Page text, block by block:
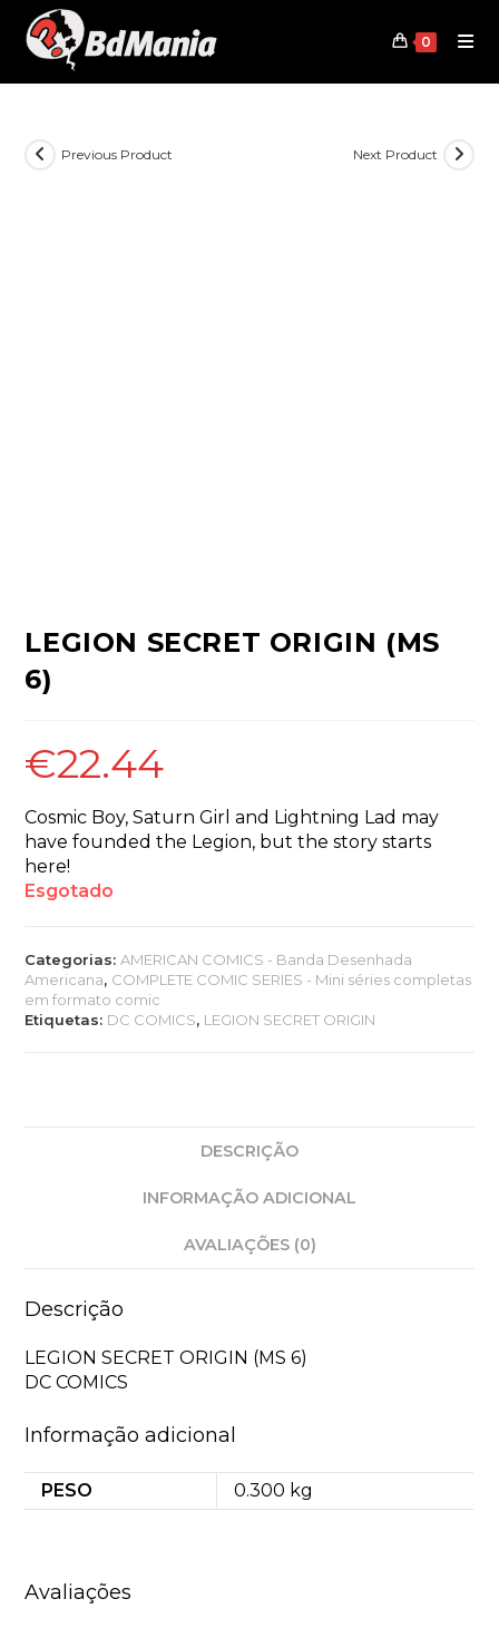
content
0
Previous Product Next Product
LEGION SECRET ORIGIN (MS
6)
€22.44
Cosmic Boy, Saturn Girl and Lightning Lad may
have founded the Legion, but the story starts
here!
Esgotado
Categorias: AMERICAN COMICS - Banda Desenhada
Americana, COMPLETE COMIC SERIES - Mini séries completas
em formato comic
Etiquetas: DC COMICS, LEGION SECRET ORIGIN
DESCRIÇÃO
INFORMAÇÃO ADICIONAL
AVALIAÇÕES (0)
Descrição
LEGION SECRET ORIGIN (MS 6)
DC COMICS
Informação adicional
PESO 0.300 kg
Avaliações